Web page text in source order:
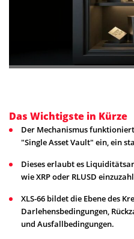
Das Wichtigste in Kürze
Der Mechanismus
"Single Asset Vault" ein, ein
Dieses erlaubt es
wie XRP oder RLUSD
XLS-66 bildet die Ebene des
Darlehensbedingungen,
und Ausfallbedingungen.